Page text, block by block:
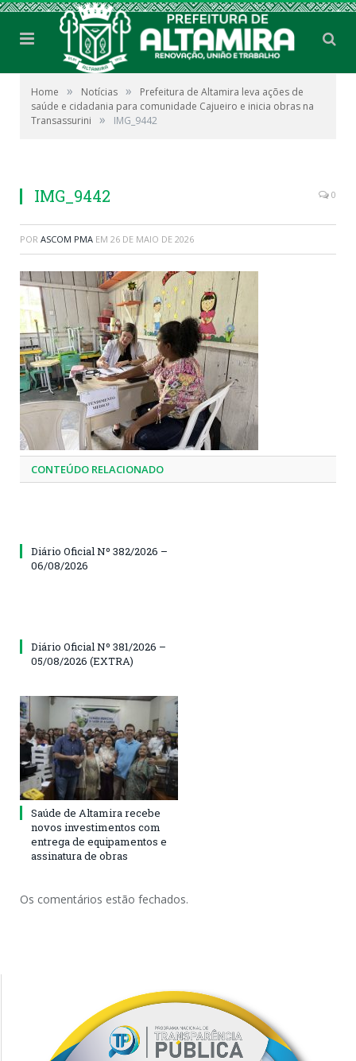
Home » Notícias »
Prefeitura de Altamira leva ações de
saúde e cidadania para comunidade Cajueiro e inicia obras na
Transassurini
» IMG_9442
IMG_9442 0
POR ASCOM PMA EM 26 DE MAIO DE 2026
CONTEÚDO RELACIONADO
Diário Oficial Nº 382/2026 –
06/08/2026
Diário Oficial Nº 381/2026 –
05/08/2026 (EXTRA)
Saúde de Altamira recebe
novos investimentos com
entrega de equipamentos e
assinatura de obras
Os comentários estão fechados.